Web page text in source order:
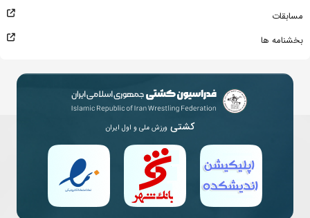
مسابقات
بخشنامه ها
کشتی ورزش ملی و اول ایران